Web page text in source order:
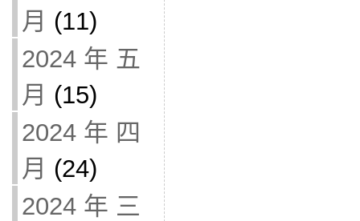
月 (11)
2024 年 五
月 (15)
2024 年 四
月 (24)
2024 年 三